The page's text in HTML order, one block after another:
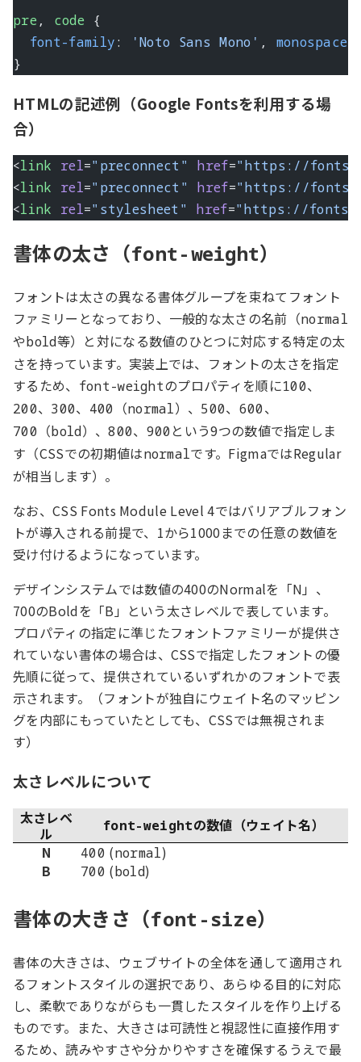
pre , code {
  font-family
: 'Noto Sans Mono' , monospace
}
HTMLの記述例（Google Fontsを利用する場
合）
<link rel="preconnect" href="https://
<link rel="preconnect" href="https://
<link rel="stylesheet" href="https://
書体の太さ（font-weight）
フォントは太さの異なる書体グループを束ねてフォント
ファミリーとなっており、一般的な太さの名前（normal
やbold等）と対になる数値のひとつに対応する特定の太
さを持っています。実装上では、フォントの太さを指定
するため、 font-weightのプロパティを順に100、
200、 300、 400 （normal）、 500、 600、
700 （bold）、800、 900 という9つの数値で指定しま
す（CSSでの初期値はnormalです。FigmaではRegular
が相当します）。
なお、CSS Fonts Module Level 4ではバリアブルフォン
トが導入される前提で、1から1000までの任意の数値を
受け付けるようになっています。
デザインシステムでは数値の400のNormalを「N」、
700のBoldを「B」という太さレベルで表しています。
プロパティの指定に準じたフォントファミリーが提供さ
れていない書体の場合は、CSSで指定したフォントの優
先順に従って、提供されているいずれかのフォントで表
示されます。（フォントが独自にウェイト名のマッピン
グを内部にもっていたとしても、CSSでは無視されま
す）
太さレベルについて
太さレベ
ル
font-weightの数値（ウェイト名）
N
400 (normal)
B
700 (bold)
書体の大きさ（font-size）
書体の大きさは、ウェブサイトの全体を通して適用され
るフォントスタイルの選択であり、あらゆる目的に対応
し、柔軟でありながらも一貫したスタイルを作り上げる
ものです。また、大きさは可読性と視認性に直接作用す
るため、読みやすさや分かりやすさを確保するうえで最